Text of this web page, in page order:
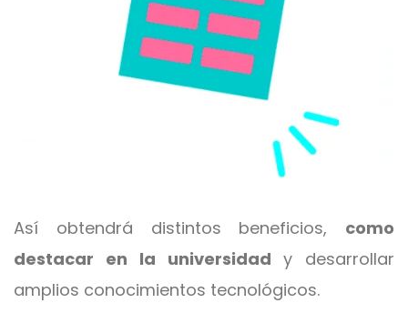
Así obtendrá distintos beneficios, como
destacar en la universidad y desarrollar
amplios conocimientos tecnológicos.